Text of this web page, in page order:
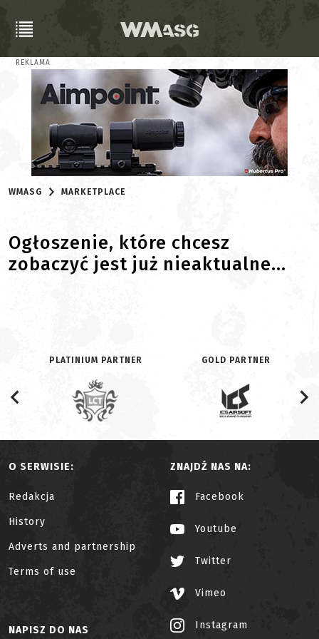
REKLAMA
WMASG MARKETPLACE
Ogłoszenie, które chcesz
zobaczyć jest już nieaktualne...
PLATINIUM PARTNER GOLD PARTNER
O SERWISIE:
Redakcja
History
Adverts and partnership
Terms of use
ZNAJDŹ NAS NA:
Facebook
Youtube
Twitter
Vimeo
Instagram
NAPISZ DO NAS